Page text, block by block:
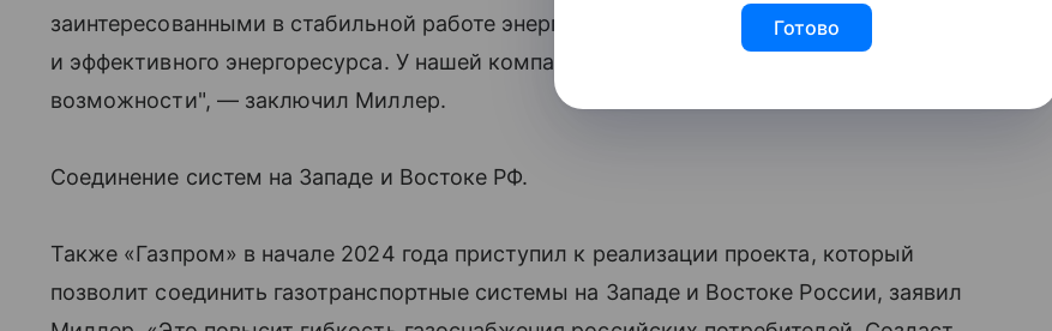
заинтересованными в стабильной работе энергетики на основе чистого
и эффективного энергоресурса. У нашей компании есть для этого все
возможности", — заключил Миллер.
Соединение систем на Западе и Востоке РФ.
Также «Газпром» в начале 2024 года приступил к реализации проекта, который
позволит соединить газотранспортные системы на Западе и Востоке России, заявил
Готово